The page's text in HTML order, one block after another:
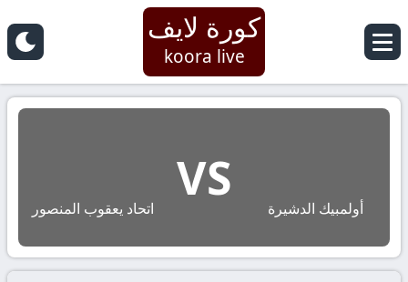
كورة لايف
koora live
أولمبيك الدشيرة
VS
اتحاد يعقوب المنصور